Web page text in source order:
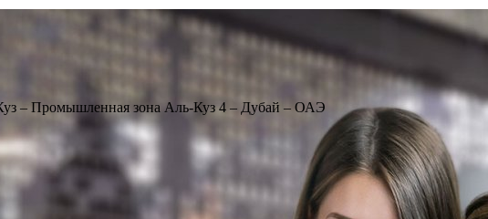
– Промышленная зона Аль-Куз 4 – Дубай – ОАЭ